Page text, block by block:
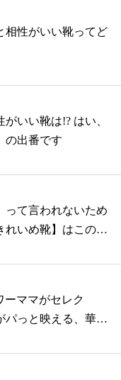
相性がいい靴ってど
いい靴は!? はい、
の出番です
って言われないため
れいめ靴】はこの3
ーママがセレク
パっと映える、華や